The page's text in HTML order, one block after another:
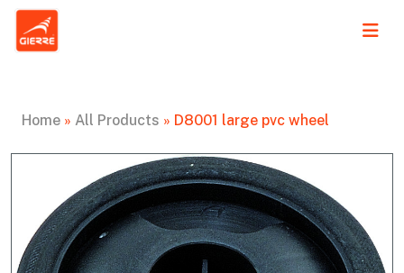
Home » All Products » D8001 large pvc wheel